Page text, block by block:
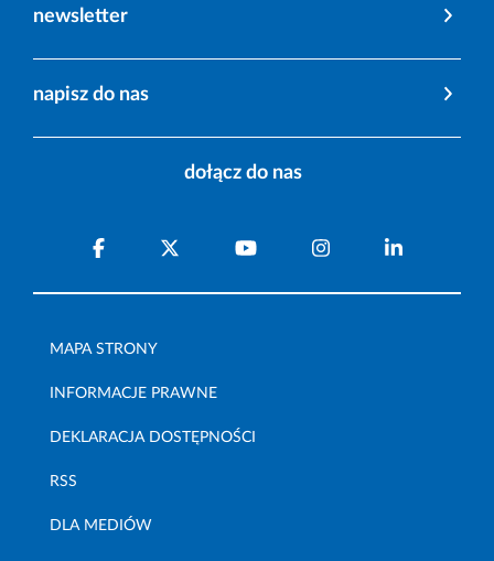
newsletter
napisz do nas
dołącz do nas
MAPA STRONY
INFORMACJE PRAWNE
DEKLARACJA DOSTĘPNOŚCI
RSS
DLA MEDIÓW